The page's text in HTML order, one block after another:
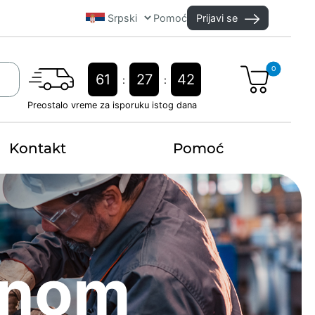
Pomoć Prijavi se
61 : 27 : 41
Preostalo vreme za isporuku istog dana
0
Kontakt Pomoć